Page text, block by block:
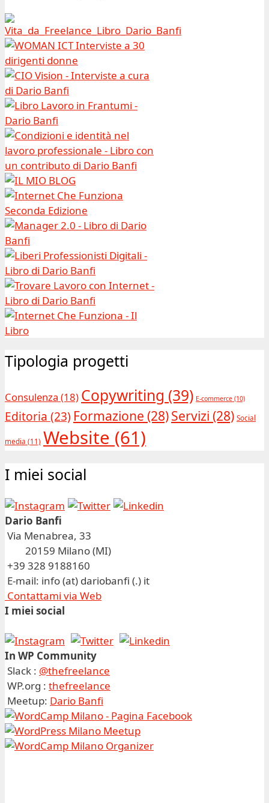
Tipologia progetti
Consulenza (18) Copywriting (39) E-commerce (10)
Editoria (23) Formazione (28)Servizi (28) Social
media (11) Website (61)
I miei social
Dario Banfi
Via Menabrea, 33
20159 Milano (MI)
+39 328 9188160
E-mail: info (at) dariobanfi (.) it
Contattami via Web
I miei social
In WP Community
Slack : @thefreelance
WP.org : thefreelance
Meetup: Dario Banfi